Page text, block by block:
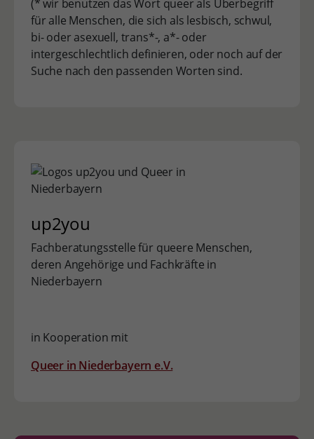
(* wir benutzen das Wort queer als Überbegriff
für alle Menschen, die sich als lesbisch, schwul,
bi- oder asexuell, trans*-, a*- oder
intergeschlechtlich definieren, oder noch auf der
Suche nach den passenden Worten sind.
up2you
Fachberatungsstelle für queere Menschen,
deren Angehörige und Fachkräfte in
Niederbayern
in Kooperation mit
Queer in Niederbayern e.V.